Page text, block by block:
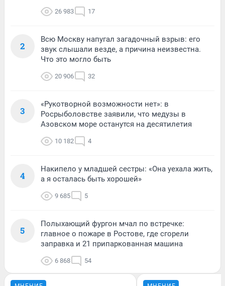
26 983 17
2
Всю Москву напугал загадочный взрыв: его
звук слышали везде, а причина неизвестна.
Что это могло быть
20 906 32
3
«Рукотворной возможности нет»: в
Росрыболовстве заявили, что медузы в
Азовском море останутся на десятилетия
10 182 4
4
Накипело у младшей сестры: «Она уехала жить,
а я осталась быть хорошей»
9 685 5
5
Полыхающий фургон мчал по встречке:
главное о пожаре в Ростове, где сгорели
заправка и 21 припаркованная машина
6 868 54